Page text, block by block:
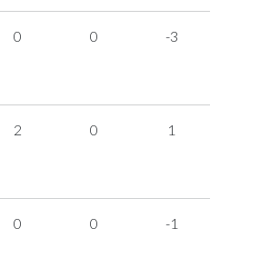
0 0 -3
2 0 1
0 0 -1